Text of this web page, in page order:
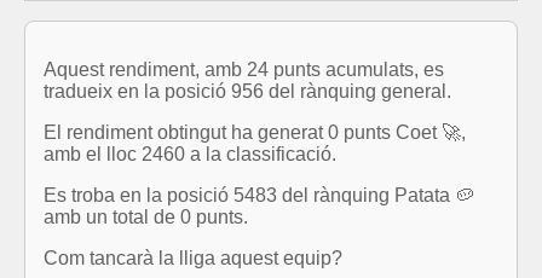
Aquest rendiment, amb 24 punts acumulats, es
tradueix en la posició 956 del rànquing general.
El rendiment obtingut ha generat 0 punts Coet 🚀,
amb el lloc 2460 a la classificació.
Es troba en la posició 5483 del rànquing Patata 🥔
amb un total de 0 punts.
Com tancarà la lliga aquest equip?